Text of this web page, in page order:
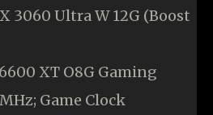
3060 Ultra W 12G (Boost
XT O8G Gaming
Game Clock